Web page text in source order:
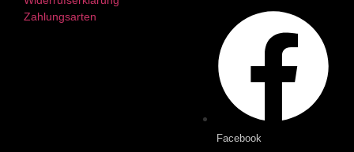
Zahlungsarten
Facebook